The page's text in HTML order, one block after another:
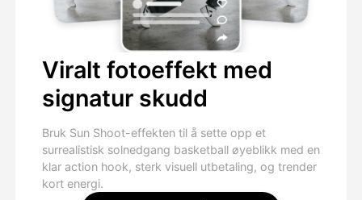
Viralt fotoeffekt med
signatur skudd
Bruk Sun Shoot-effekten til å sette opp et
surrealistisk solnedgang basketball øyeblikk med en
klar action hook, sterk visuell utbetaling, og trender
kort energi.